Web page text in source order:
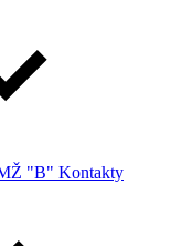
"B" Kontakty